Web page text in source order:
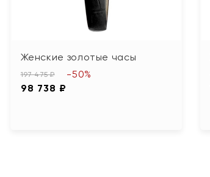
Женские золотые часы
197 475 ₽
98 738 ₽
-50%